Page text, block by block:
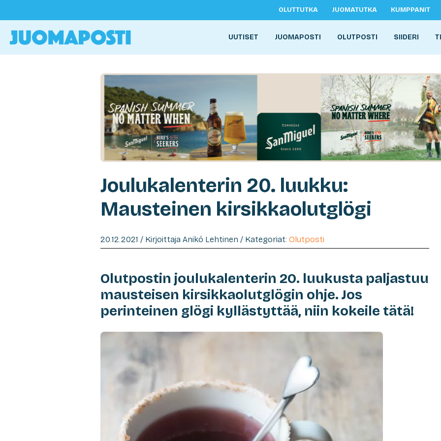
OLUTTUTKA JUOMATUTKA KUMPPANIT
UUTISET JUOMAPOSTI OLUTPOSTI SIIDERI
Joulukalenterin 20. luukku:
Mausteinen kirsikkaolutglögi
20.12.2021 / Kirjoittaja Anikó Lehtinen / Kategoriat: Olutposti
Olutpostin joulukalenterin 20. luukusta paljastuu
mausteisen kirsikkaolutglögin ohje. Jos
perinteinen glögi kyllästyttää, niin kokeile tätä!